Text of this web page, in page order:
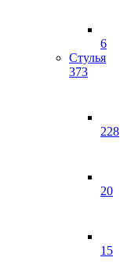
6
Стулья
373
228
20
15